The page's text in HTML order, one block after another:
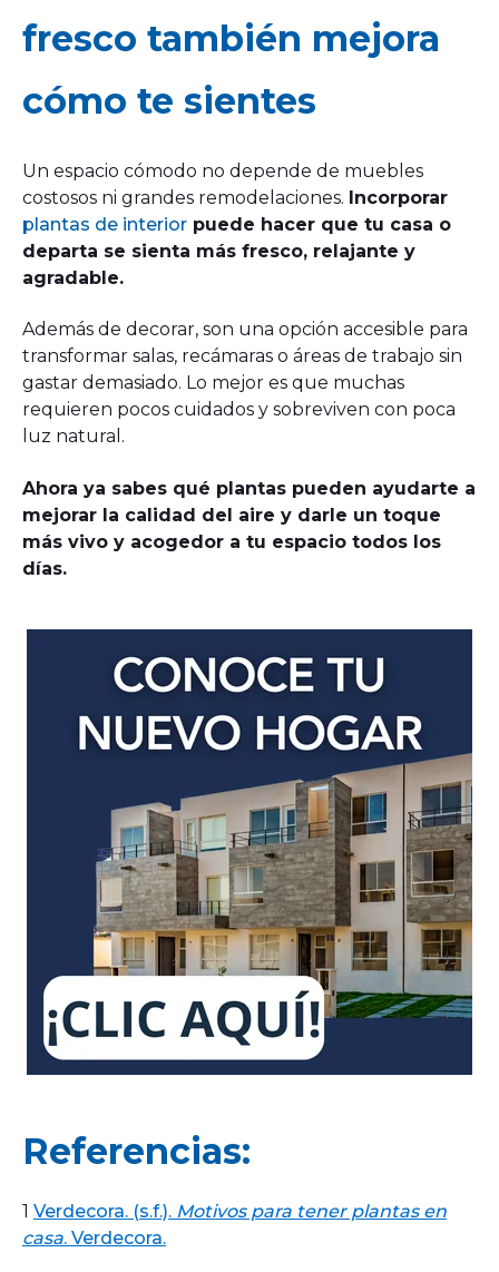
fresco también mejora
cómo te sientes
Un espacio cómodo no depende de muebles
costosos ni grandes remodelaciones. Incorporar
plantas de interior puede hacer que tu casa o
departa se sienta más fresco, relajante y
agradable.
Además de decorar, son una opción accesible para
transformar salas, recámaras o áreas de trabajo sin
gastar demasiado. Lo mejor es que muchas
requieren pocos cuidados y sobreviven con poca
luz natural.
Ahora ya sabes qué plantas pueden ayudarte a
mejorar la calidad del aire y darle un toque
más vivo y acogedor a tu espacio todos los
días.
Referencias:
1 Verdecora. (s.f.). Motivos para tener plantas en
casa. Verdecora.